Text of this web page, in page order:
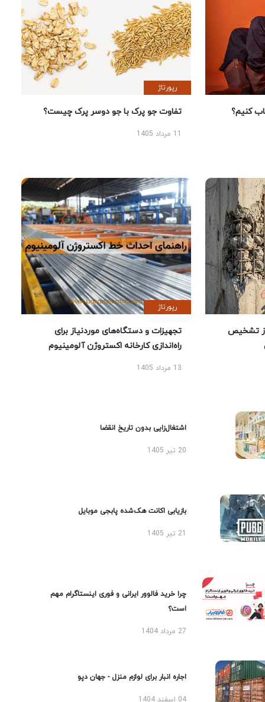
کنیم؟
رپورتاژ
تفاوت جو پرک با جو دوسر پرک چیست؟
تشخیص
رپورتاژ
تجهیزات و دستگاه‌های موردنیاز برای
راه‌اندازی کارخانه اکستروژن آلومینیوم
13 مرداد 1405
اشتغال‌زایی بدون تاریخ انقضا
20 تیر 1405
بازیابی اکانت هک‌شده پابجی موبایل
چرا خرید فالوور ایرانی و فوری اینستاگرام مهم
است؟
27 مرداد 1404
اجاره انبار برای لوازم منزل - جهان دپو
04 اسفند 1404